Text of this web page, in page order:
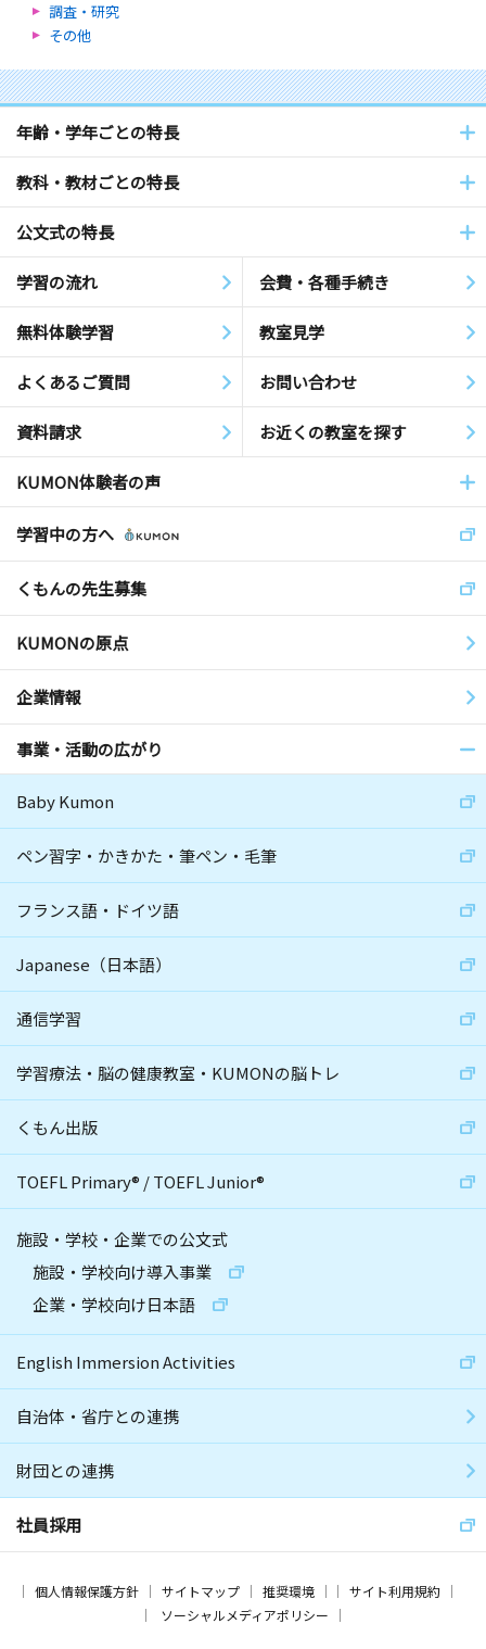
調査・研究
その他
年齢・学年ごとの特長
教科・教材ごとの特長
公文式の特長
学習の流れ 会費・各種手続き
無料体験学習 教室見学
よくあるご質問 お問い合わせ
資料請求 お近くの教室を探す
KUMON体験者の声
学習中の方へ
くもんの先生募集
KUMONの原点
企業情報
事業・活動の広がり
Baby Kumon
ペン習字・かきかた・筆ペン・毛筆
フランス語・ドイツ語
Japanese（日本語）
通信学習
学習療法・脳の健康教室・KUMONの脳トレ
くもん出版
TOEFL Primary® /TOEFL Junior®
施設・学校・企業での公文式
施設・学校向け導入事業
企業・学校向け日本語
English Immersion Activities
自治体・省庁との連携
財団との連携
社員採用
個人情報保護方針 サイトマップ 推奨環境
サイト利用規約
ソーシャルメディアポリシー